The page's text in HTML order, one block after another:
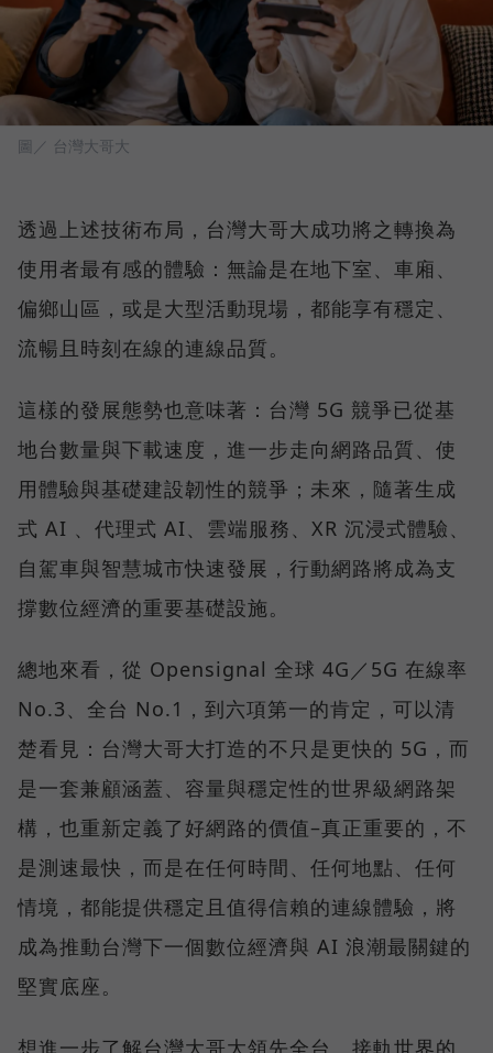
圖／ 台灣大哥大
透過上述技術布局，台灣大哥大成功將之轉換為
使用者最有感的體驗：無論是在地下室、車廂、
偏鄉山區，或是大型活動現場，都能享有穩定、
流暢且時刻在線的連線品質。
這樣的發展態勢也意味著：台灣 5G 競爭已從基
地台數量與下載速度，進一步走向網路品質、使
用體驗與基礎建設韌性的競爭；未來，隨著生成
式 AI 、代理式 AI、雲端服務、XR 沉浸式體驗、
自駕車與智慧城市快速發展，行動網路將成為支
撐數位經濟的重要基礎設施。
總地來看，從 Opensignal 全球 4G／5G 在線率
No.3、全台 No.1，到六項第一的肯定，可以清
楚看見：台灣大哥大打造的不只是更快的 5G，而
是一套兼顧涵蓋、容量與穩定性的世界級網路架
構，也重新定義了好網路的價值–真正重要的，不
是測速最快，而是在任何時間、任何地點、任何
情境，都能提供穩定且值得信賴的連線體驗，將
成為推動台灣下一個數位經濟與 AI 浪潮最關鍵的
堅實底座。
想進一步了解台灣大哥大領先全台、接軌世界的